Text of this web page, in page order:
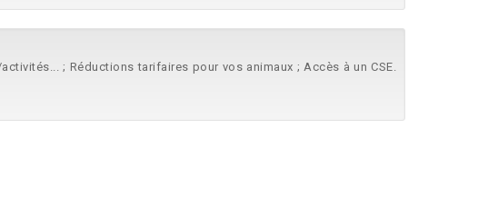
; Réductions tarifaires pour vos animaux ; Accès à un CSE.